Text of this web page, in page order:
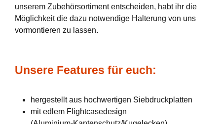
unserem Zubehörsortiment entscheiden, habt ihr die
Möglichkeit die dazu notwendige Halterung von uns
vormontieren zu lassen.
Unsere Features für euch:
hergestellt aus hochwertigen Siebdruckplatten
mit edlem Flightcasedesign